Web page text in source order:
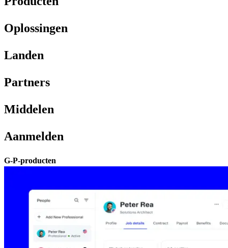
Oplossingen​​
Landen​​
Partners​​
Middelen​​
Aanmelden​​
G-P-producten​​